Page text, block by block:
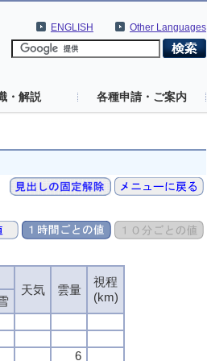
Other Languages
ENGLISH
・解説 各種申請・ご案内
天気
雲量
視程
(km)
6
天気
雲量
視程
(km)
6
天気
雲量
視程
(km)
6
天気
雲量
視程
(km)
6